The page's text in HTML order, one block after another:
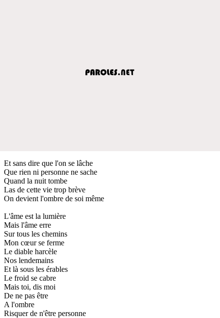
Et sans dire que l'on se lâche
Que rien ni personne ne sache
Quand la nuit tombe
Las de cette vie trop brève
On devient l'ombre de soi même
L'âme est la lumière
Mais l'âme erre
Sur tous les chemins
Mon cœur se ferme
Le diable harcèle
Nos lendemains
Et là sous les érables
Le froid se cabre
Mais toi, dis moi
De ne pas être
A l'ombre
Risquer de n'être personne